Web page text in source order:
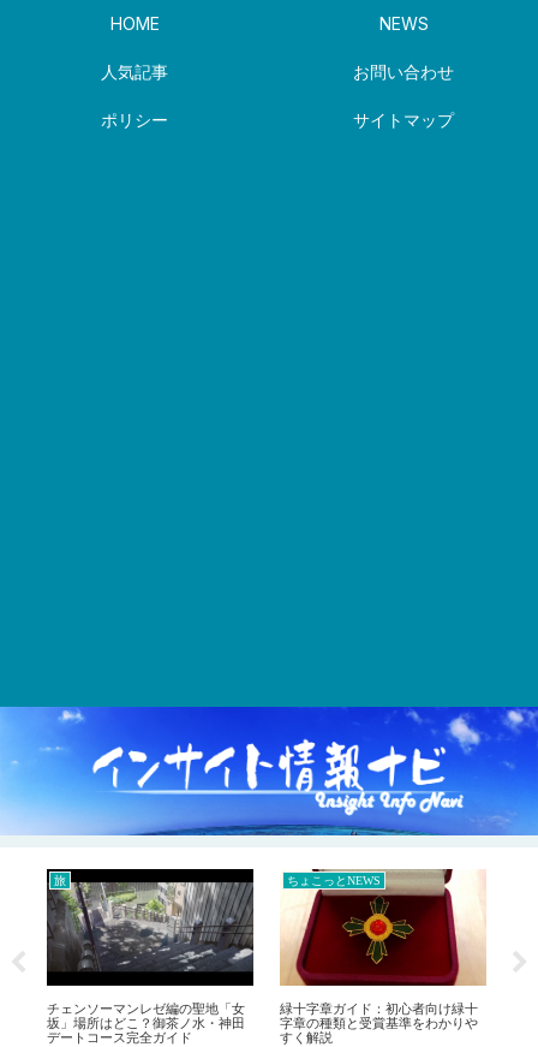
HOME NEWS
人気記事 お問い合わせ
ポリシー サイトマップ
旅
チェンソーマンレゼ編の聖地「女
坂」場所はどこ？御茶ノ水・神田
デートコース完全ガイド
ちょこっとNEWS
緑十字章ガイド：初心者向け緑十
字章の種類と受賞基準をわかりや
すく解説